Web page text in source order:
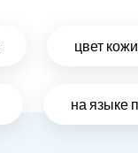
цвет кожи
на языке